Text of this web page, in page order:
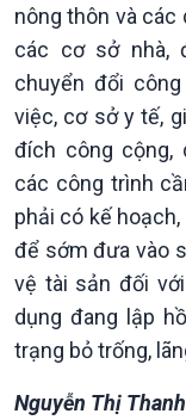
Văn hoá & Du lịch
Tin Văn hoá & Du lịch
Chát với người nổi
nông thôn và các
các cơ sở nhà,
chuyển đổi
việc, cơ sở y tế,
đích công cộng,
các công trình
phải có kế
để sớm đưa vào
vệ tài sản đối
dụng đang lập
trạng bỏ trống,
Nguyễn Thị